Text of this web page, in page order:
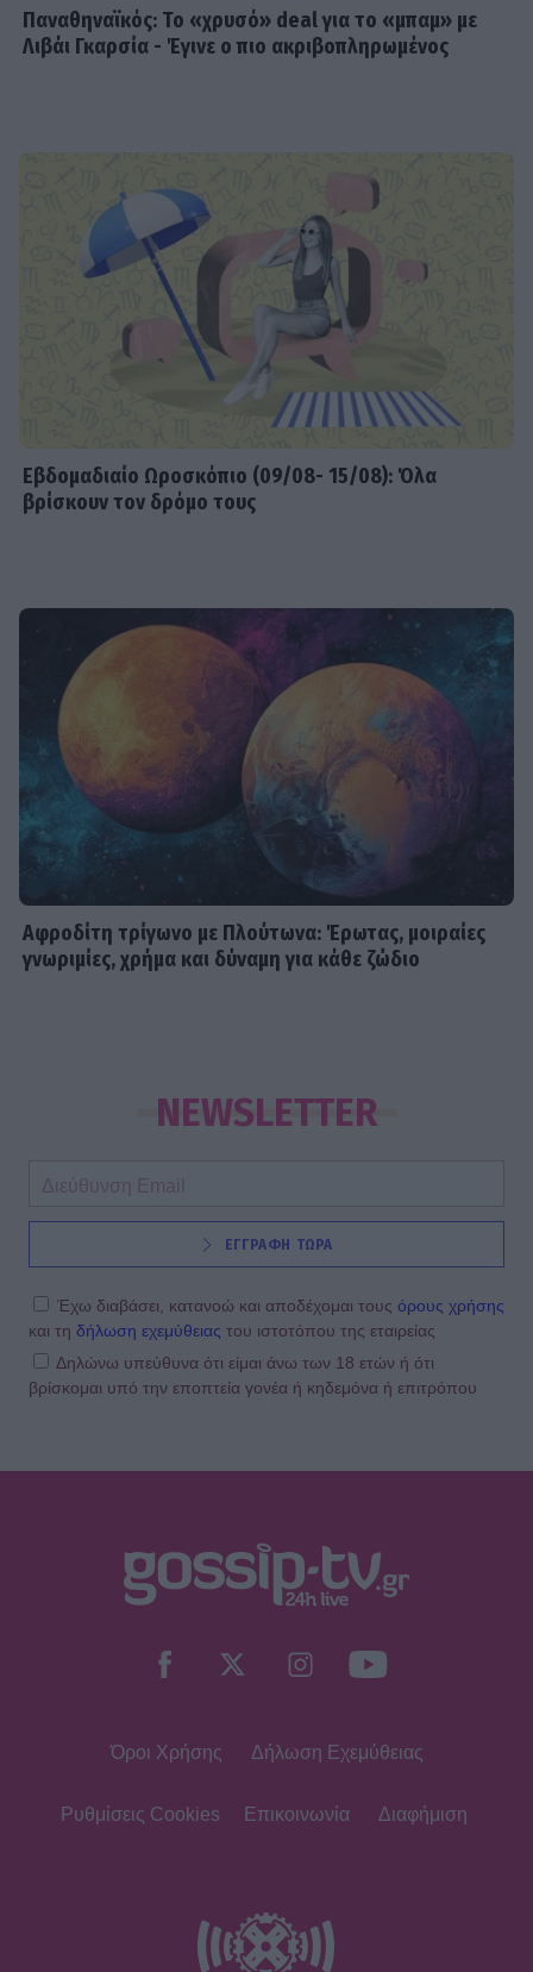
Παναθηναϊκός: Το «χρυσό» deal για το «μπαμ» με
Λιβάι Γκαρσία - Έγινε ο πιο ακριβοπληρωμένος
Εβδομαδιαίo Ωροσκόπιο (09/08- 15/08): Όλα
βρίσκουν τον δρόμο τους
Αφροδίτη τρίγωνο με Πλούτωνα: Έρωτας, μοιραίες
γνωριμίες, χρήμα και δύναμη για κάθε ζώδιο
NEWSLETTER
ΕΓΓΡΑΦΗ ΤΩΡΑ
Έχω διαβάσει, κατανοώ και αποδέχομαι τους όρους χρήσης
και τη δήλωση εχεμύθειας του ιστοτόπου της εταιρείας
Δηλώνω υπεύθυνα ότι είμαι άνω των 18 ετών ή ότι
βρίσκομαι υπό την εποπτεία γονέα ή κηδεμόνα ή επιτρόπου
Όροι Χρήσης Δήλωση Εχεμύθειας
Ρυθμίσεις Cookies Επικοινωνία Διαφήμιση